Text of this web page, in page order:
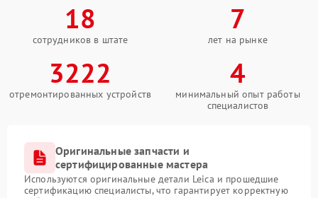
18
сотрудников в штате
7
лет на рынке
3222
отремонтированных устройств
4
минимальный опыт работы
специалистов
Оригинальные запчасти и
сертифицированные мастера
Используются оригинальные детали Leica и прошедшие
сертификацию специалисты, что гарантирует корректную